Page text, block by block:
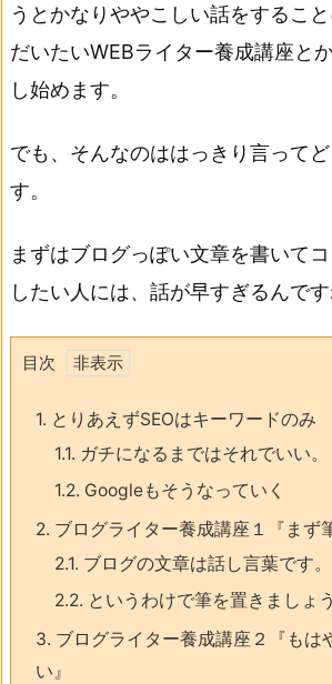
うとかなりややこしい話をすること
だいたいWEBライター養成講座と
し始めます。
でも、そんなのははっきり言って
す。
まずはブログっぽい文章を書いて
したい人には、話が早すぎるんです
目次
1. とりあえずSEOはキーワードのみ
1.1. ガチになるまではそれでいい。
1.2. Googleもそうなっていく
2. ブログライター養成講座１『まず
2.1. ブログの文章は話し言葉です。
2.2. というわけで筆を置きましょう
3. ブログライター養成講座２『もは
い』